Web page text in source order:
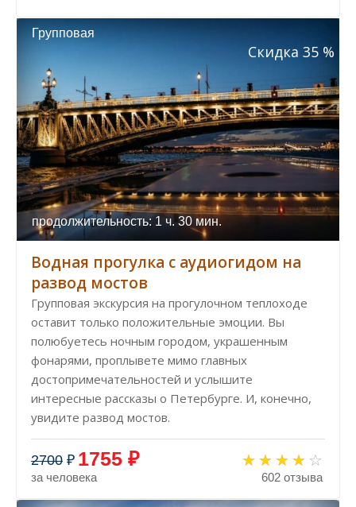
Групповая
продолжительность: 1 ч. 30 мин.
Скидка 35 %
Водная прогулка с аудиогидом на
развод мостов
Групповая экскурсия на прогулочном теплоходе
оставит только положительные эмоции. Вы
полюбуетесь ночным городом, украшенным
фонарями, проплывете мимо главных
достопримечательностей и услышите
интересные рассказы о Петербурге. И, конечно,
увидите развод мостов.
2700 ₽ 1755 ₽
за человека 602 отзыва